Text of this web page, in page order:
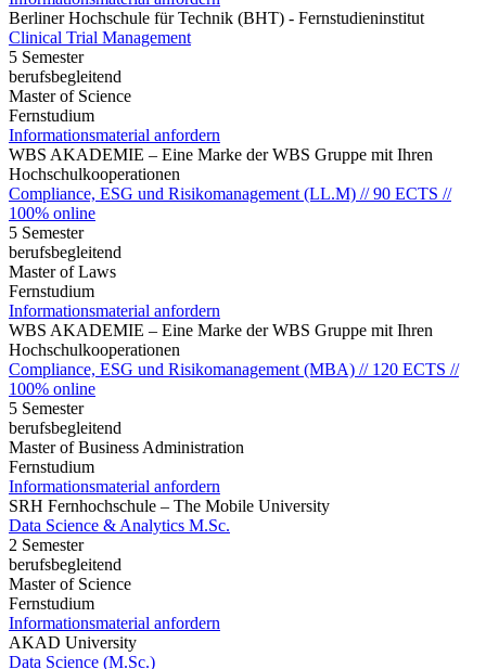
Berliner Hochschule für Technik (BHT) - Fernstudieninstitut
Clinical Trial Management
5 Semester
berufsbegleitend
Master of Science
Fernstudium
Informationsmaterial anfordern
WBS AKADEMIE – Eine Marke der WBS Gruppe mit Ihren
Hochschulkooperationen
Compliance, ESG und Risikomanagement (LL.M) // 90 ECTS //
100% online
5 Semester
berufsbegleitend
Master of Laws
Fernstudium
Informationsmaterial anfordern
WBS AKADEMIE – Eine Marke der WBS Gruppe mit Ihren
Hochschulkooperationen
Compliance, ESG und Risikomanagement (MBA) // 120 ECTS //
100% online
5 Semester
berufsbegleitend
Master of Business Administration
Fernstudium
Informationsmaterial anfordern
SRH Fernhochschule – The Mobile University
Data Science & Analytics M.Sc.
2 Semester
berufsbegleitend
Master of Science
Fernstudium
Informationsmaterial anfordern
AKAD University
Data Science (M.Sc.)